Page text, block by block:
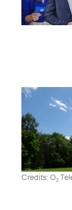
Credits: O2